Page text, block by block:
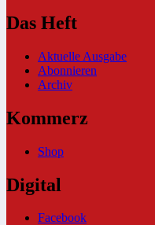
Das Heft
Aktuelle Ausgabe
Abonnieren
Archiv
Kommerz
Shop
Digital
Facebook